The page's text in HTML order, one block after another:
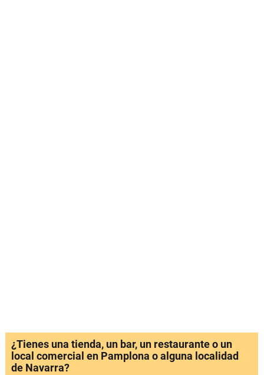
¿Tienes una tienda, un bar, un restaurante o un
local comercial en Pamplona o alguna localidad
de Navarra?